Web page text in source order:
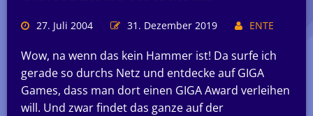
27. Juli 2004 31. Dezember 2019 ENTE
Wow, na wenn das kein Hammer ist! Da surfe ich
gerade so durchs Netz und entdecke auf GIGA
Games, dass man dort einen GIGA Award verleihen
will. Und zwar findet das ganze auf der